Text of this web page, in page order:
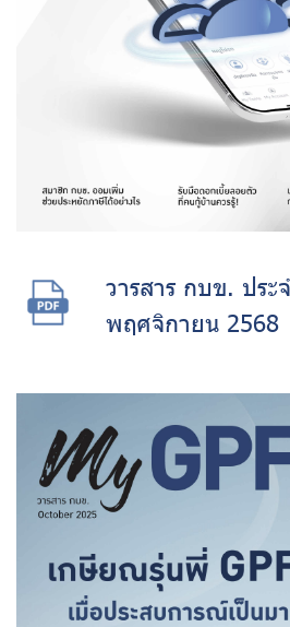
วารสาร กบข. ประ
พฤศจิกายน 2568